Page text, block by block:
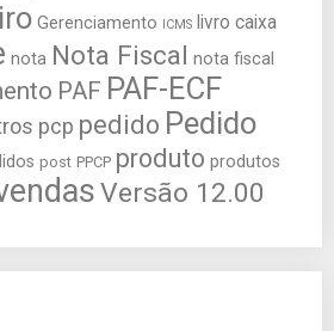
Gerenciamento ICMS livro caixa
nota Nota Fiscal nota fiscal
PAF PAF-ECF
pcp pedido Pedido
post PPCP produto produtos
Versão 12.00